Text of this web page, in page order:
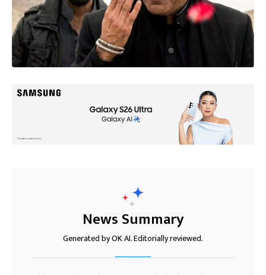
News Summary
Generated by OK AI. Editorially reviewed.